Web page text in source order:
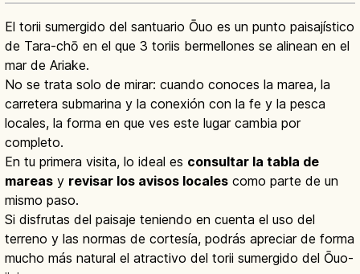
El torii sumergido del santuario Ōuo es un punto paisajístico
de Tara-chō en el que 3 toriis bermellones se alinean en el
mar de Ariake.
No se trata solo de mirar: cuando conoces la marea, la
carretera submarina y la conexión con la fe y la pesca
locales, la forma en que ves este lugar cambia por
completo.
En tu primera visita, lo ideal es consultar la tabla de
mareas y revisar los avisos locales como parte de un
mismo paso.
Si disfrutas del paisaje teniendo en cuenta el uso del
terreno y las normas de cortesía, podrás apreciar de forma
mucho más natural el atractivo del torii sumergido del Ōuo-